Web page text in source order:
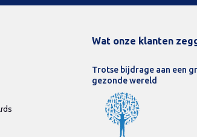
Wat onze klanten
Trotse bijdrage aan een
gezonde wereld